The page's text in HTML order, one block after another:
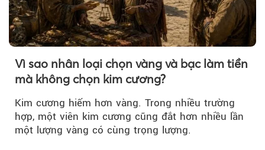
Vì sao nhân loại chọn vàng và bạc làm tiền
mà không chọn kim cương?
Kim cương hiếm hơn vàng. Trong nhiều trường
hợp, một viên kim cương cũng đắt hơn nhiều lần
một lượng vàng có cùng trọng lượng.